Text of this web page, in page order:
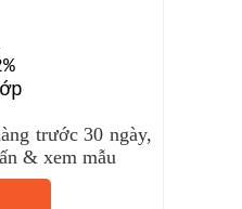
trước 30 ngày,
& xem mẫu